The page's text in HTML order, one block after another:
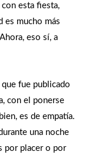
con esta fiesta,
es mucho más
eso sí, a
fue publicado
con el ponerse
es de empatía.
una noche
por placer o por